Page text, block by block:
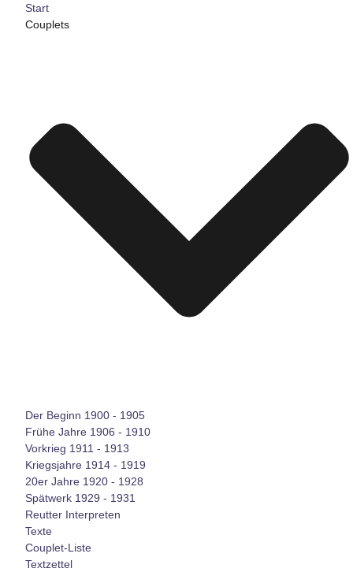
Start
Couplets
Der Beginn 1900 - 1905
Frühe Jahre 1906 - 1910
Vorkrieg 1911 - 1913
Kriegsjahre 1914 - 1919
20er Jahre 1920 - 1928
Spätwerk 1929 - 1931
Reutter Interpreten
Texte
Couplet-Liste
Textzettel